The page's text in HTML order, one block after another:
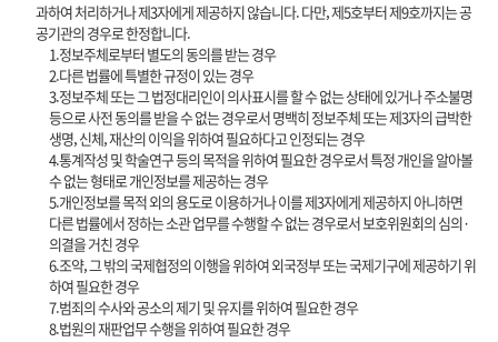
과하여 처리하거나 제3자에게 제공하지 않습니다. 다만, 제5호부터 제9호까지는 공
공기관의 경우로 한정합니다.
1.정보주체로부터 별도의 동의를 받는 경우
2.다른 법률에 특별한 규정이 있는 경우
3.정보주체 또는 그 법정대리인이 의사표시를 할 수 없는 상태에 있거나 주소불명
등으로 사전 동의를 받을 수 없는 경우로서 명백히 정보주체 또는 제3자의 급박한
생명, 신체, 재산의 이익을 위하여 필요하다고 인정되는 경우
4.통계작성 및 학술연구 등의 목적을 위하여 필요한 경우로서 특정 개인을 알아볼
수 없는 형태로 개인정보를 제공하는 경우
5.개인정보를 목적 외의 용도로 이용하거나 이를 제3자에게 제공하지 아니하면
다른 법률에서 정하는 소관 업무를 수행할 수 없는 경우로서 보호위원회의 심의·
의결을 거친 경우
6.조약, 그 밖의 국제협정의 이행을 위하여 외국정부 또는 국제기구에 제공하기 위
하여 필요한 경우
7.범죄의 수사와 공소의 제기 및 유지를 위하여 필요한 경우
8.법원의 재판업무 수행을 위하여 필요한 경우